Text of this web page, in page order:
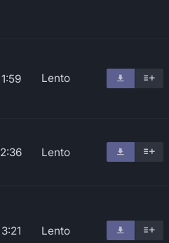
1:59 Lento
2:36 Lento
3:21 Lento